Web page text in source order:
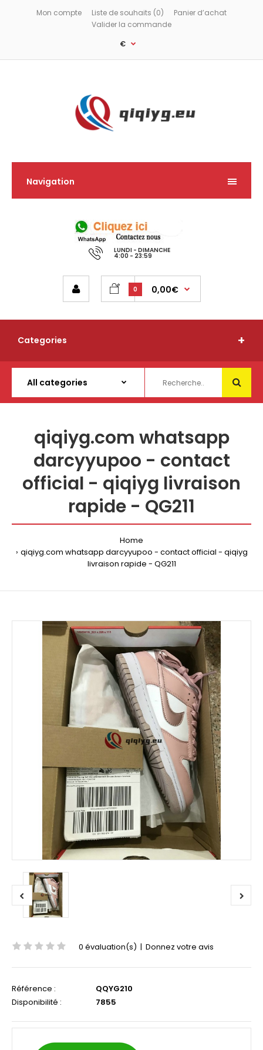
Mon compte Liste de souhaits (0)
Panier d’achat
Valider la commande
€
Navigation
LUNDI - DIMANCHE
4:00 - 23:59
0 0,00€
Categories
qiqiyg.com whatsapp
darcyyupoo - contact
official - qiqiyg livraison
rapide - QG211
Home
qiqiyg.com whatsapp darcyyupoo - contact official - qiqiyg
livraison rapide - QG211
0 évaluation(s) | Donnez votre avis
Référence :
QQYG210
Disponibilité :
7855